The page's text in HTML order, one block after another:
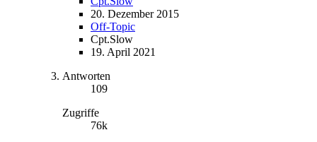
20. Dezember 2015
Off-Topic
Cpt.Slow
19. April 2021
Antworten
109
Zugriffe
76k